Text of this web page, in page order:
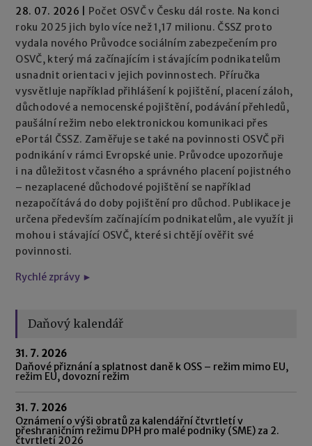
28. 07. 2026
Počet OSVČ v Česku dál roste. Na konci
roku 2025 jich bylo více než 1,17 milionu. ČSSZ proto
vydala nového Průvodce sociálním zabezpečením pro
OSVČ, který má začínajícím i stávajícím podnikatelům
usnadnit orientaci v jejich povinnostech. Příručka
vysvětluje například přihlášení k pojištění, placení záloh,
důchodové a nemocenské pojištění, podávání přehledů,
paušální režim nebo elektronickou komunikaci přes
ePortál ČSSZ. Zaměřuje se také na povinnosti OSVČ při
podnikání v rámci Evropské unie. Průvodce upozorňuje
i na důležitost včasného a správného placení pojistného
– nezaplacené důchodové pojištění se například
nezapočítává do doby pojištění pro důchod. Publikace je
určena především začínajícím podnikatelům, ale využít ji
mohou i stávající OSVČ, které si chtějí ověřit své
povinnosti.
Rychlé zprávy ►
Daňový kalendář
31. 7. 2026
Daňové přiznání a splatnost daně k OSS – režim mimo EU,
režim EU, dovozní režim
31. 7. 2026
Oznámení o výši obratů za kalendářní čtvrtletí v
přeshraničním režimu DPH pro malé podniky (SME) za 2.
čtvrtletí 2026